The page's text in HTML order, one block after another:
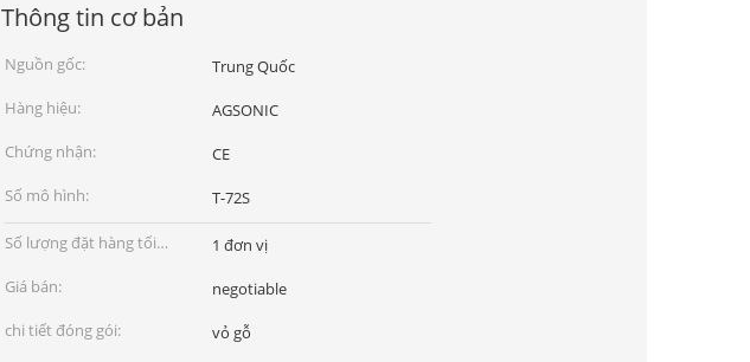
Thông tin cơ bản
Nguồn gốc:
Trung Quốc
Hàng hiệu:
AGSONIC
Chứng nhận:
CE
Số mô hình:
T-72S
Số lượng đặt hàng tối
thiểu:
1 đơn vị
Giá bán:
negotiable
chi tiết đóng gói:
vỏ gỗ